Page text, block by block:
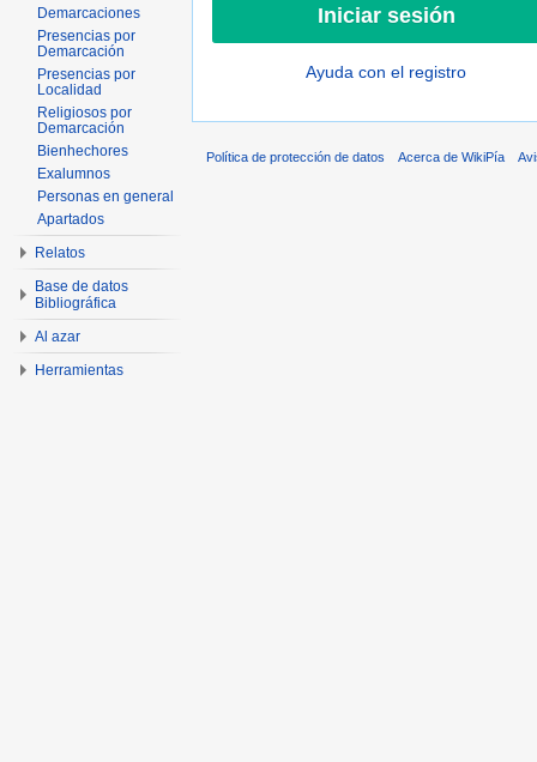
Ayuda con el registro
Demarcaciones
Presencias por
Demarcación
Presencias por
Localidad
Religiosos por
Demarcación
Bienhechores
Exalumnos
Personas en general
Apartados
Relatos
Base de datos
Bibliográfica
Al azar
Herramientas
Política de protección de datos Acerca de WikiPía